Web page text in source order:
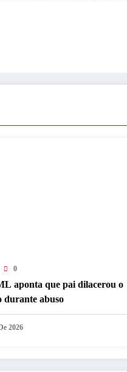
0
aponta que pai dilacerou o
abuso
2026